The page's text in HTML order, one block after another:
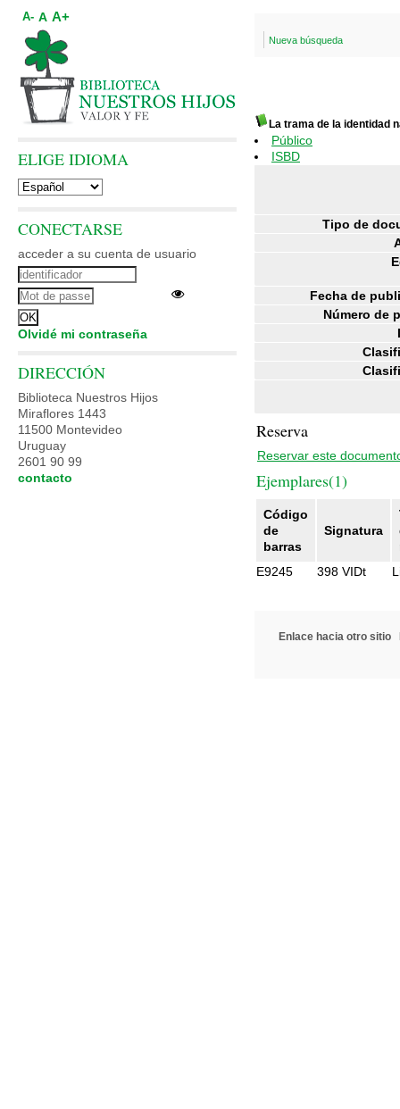
Nueva búsqueda
La trama de la identidad
Público
ISBD
Tipo de
Fecha de
Número de
Reserva
Reservar este
Ejemplares(1)
Código
de
barras
Signatura
E9245
398 VIDt
Enlace hacia otro sitio
A- A A+
ELIGE IDIOMA
CONECTARSE
acceder a su cuenta de usuario
Olvidé mi contraseña
DIRECCIÓN
Biblioteca Nuestros Hijos
Miraflores 1443
11500 Montevideo
Uruguay
2601 90 99
contacto